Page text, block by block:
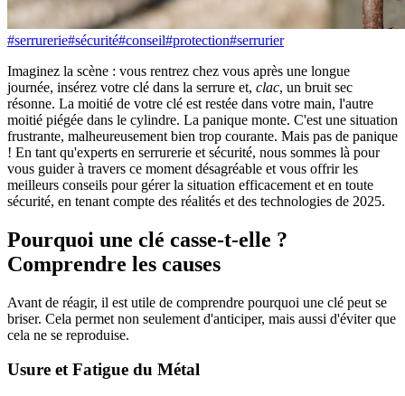
#serrurerie#sécurité#conseil#protection#serrurier
Imaginez la scène : vous rentrez chez vous après une longue
journée, insérez votre clé dans la serrure et, clac, un bruit sec
résonne. La moitié de votre clé est restée dans votre main, l'autre
moitié piégée dans le cylindre. La panique monte. C'est une situation
frustrante, malheureusement bien trop courante. Mais pas de panique
! En tant qu'experts en serrurerie et sécurité, nous sommes là pour
vous guider à travers ce moment désagréable et vous offrir les
meilleurs conseils pour gérer la situation efficacement et en toute
sécurité, en tenant compte des réalités et des technologies de 2025.
Pourquoi une clé casse-t-elle ?
Comprendre les causes
Avant de réagir, il est utile de comprendre pourquoi une clé peut se
briser. Cela permet non seulement d'anticiper, mais aussi d'éviter que
cela ne se reproduise.
Usure et Fatigue du Métal